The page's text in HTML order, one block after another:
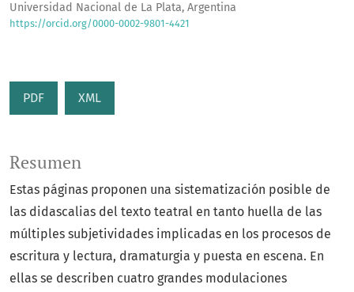
Universidad Nacional de La Plata, Argentina
https://orcid.org/0000-0002-9801-4421
PDF XML
Resumen
Estas páginas proponen una sistematización posible de
las didascalias del texto teatral en tanto huella de las
múltiples subjetividades implicadas en los procesos de
escritura y lectura, dramaturgia y puesta en escena. En
ellas se describen cuatro grandes modulaciones